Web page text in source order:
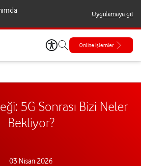
Uygulamaya git
Online işlemler
5G Sonrası Bizi Neler
Bekliyor?
03 Nisan 2026